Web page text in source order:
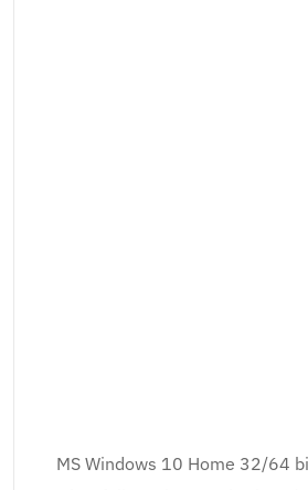
MS Windows 10 Home 32/64